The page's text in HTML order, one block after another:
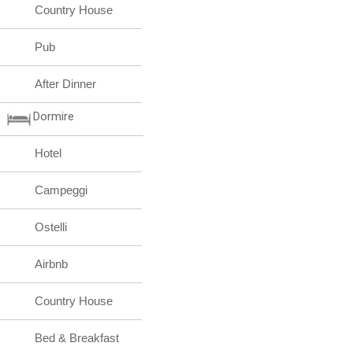
Country House
Pub
After Dinner
Dormire
Hotel
Campeggi
Ostelli
Airbnb
Country House
Bed & Breakfast